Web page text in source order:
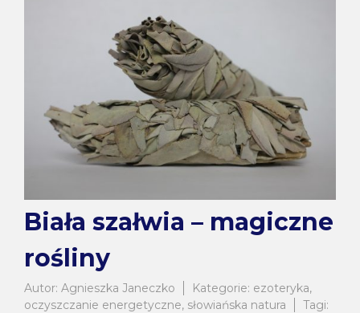
Biała szałwia – magiczne
rośliny
Autor: Agnieszka Janeczko Kategorie: ezoteryka,
oczyszczanie energetyczne, słowiańska natura
Tagi: